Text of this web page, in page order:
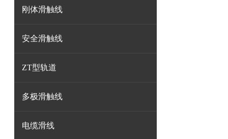
刚体滑触线
安全滑触线
ZT型轨道
多极滑触线
电缆滑线